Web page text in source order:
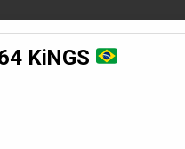
KiNGS